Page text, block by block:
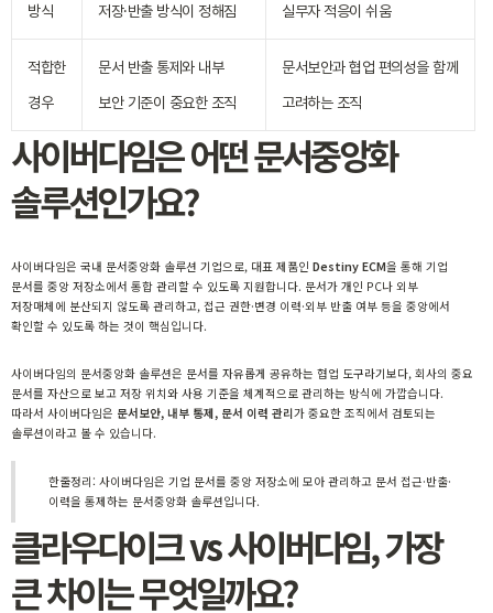
방식
저장·반출 방식이 정해짐
실무자 적응이 쉬움
적합한
경우
문서 반출 통제와 내부
보안 기준이 중요한 조직
문서보안과 협업 편의성을 함께
고려하는 조직
사이버다임은 어떤 문서중앙화
솔루션인가요?
사이버다임은 국내 문서중앙화 솔루션 기업으로, 대표 제품인 Destiny ECM을 통해 기업
문서를 중앙 저장소에서 통합 관리할 수 있도록 지원합니다. 문서가 개인 PC나 외부
저장매체에 분산되지 않도록 관리하고, 접근 권한·변경 이력·외부 반출 여부 등을 중앙에서
확인할 수 있도록 하는 것이 핵심입니다.
사이버다임의 문서중앙화 솔루션은 문서를 자유롭게 공유하는 협업 도구라기보다, 회사의 중요
문서를 자산으로 보고 저장 위치와 사용 기준을 체계적으로 관리하는 방식에 가깝습니다.
따라서 사이버다임은 문서보안, 내부 통제, 문서 이력 관리가 중요한 조직에서 검토되는
솔루션이라고 볼 수 있습니다.
한줄정리: 사이버다임은 기업 문서를 중앙 저장소에 모아 관리하고 문서 접근·반출·
이력을 통제하는 문서중앙화 솔루션입니다.
클라우다이크 vs 사이버다임, 가장
큰 차이는 무엇일까요?